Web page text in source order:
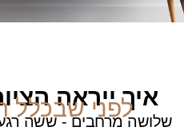
איך ייראה
לפני שבכלל
שלושה מרחבים - ששה